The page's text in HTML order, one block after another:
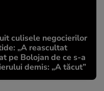
culisele negocierilor
„A reascultat
pe Bolojan de ce s-a
demis: „A tăcut”